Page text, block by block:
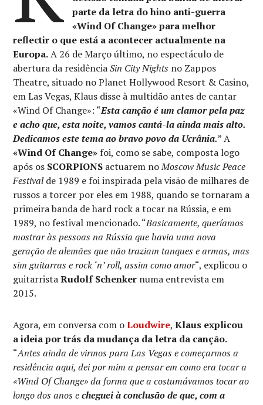
parte da letra do hino anti-guerra
«Wind Of Change» para melhor
reflectir o que está a acontecer actualmente na
Europa.A 26 de Março último, no espectáculo de
abertura da residênciaSin City Nights no Zappos
Theatre, situado no Planet Hollywood Resort & Casino,
em Las Vegas, Klaus disse à multidão antes de cantar
«Wind Of Change»: “Esta canção é um clamor pela paz
e acho que, esta noite, vamos cantá-la ainda mais alto.
Dedicamos este tema ao bravo povo da Ucrânia.” A
«Wind Of Change» foi, como se sabe, composta logo
após os SCORPIONS actuarem noMoscow Music Peace
Festivalde 1989 e foi inspirada pela visão de milhares de
russos a torcer por eles em 1988, quando se tornaram a
primeira banda de hard rock a tocar na Rússia, e em
1989, no festival mencionado. “Basicamente, queríamos
mostrar às pessoas na Rússia que havia uma nova
geração de alemães que não traziam tanques e armas, mas
sim guitarras e rock ‘n’ roll, assim como amor“, explicou o
guitarristaRudolf Schenker numa entrevista em
2015.
Agora, em conversa com oLoudwire,Klaus explicou
a ideia por trás da mudança da letra da canção.
“Antes ainda de virmos para Las Vegas e começarmos a
residência aqui, dei por mim a pensar em como era tocar a
«Wind Of Change» da forma que a costumávamos tocar ao
longo dos anos echeguei à conclusão de que, com a